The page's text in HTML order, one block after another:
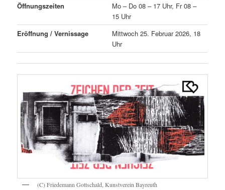
Öffnungszeiten
Mo – Do 08 – 17 Uhr, Fr 08 –
15 Uhr
Eröffnung / Vernissage
Mittwoch 25. Februar 2026, 18
Uhr
(C) Friedemann Gottschald, Kunstverein Bayreuth